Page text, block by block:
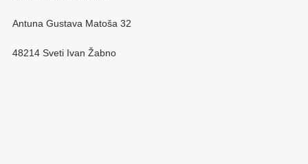
Antuna Gustava Matoša 32
48214 Sveti Ivan Žabno